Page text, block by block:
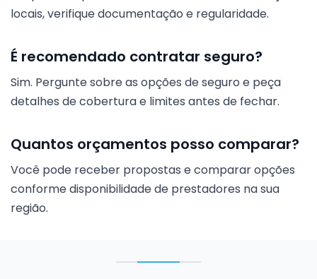
locais, verifique documentação e regularidade.
É recomendado contratar seguro?
Sim. Pergunte sobre as opções de seguro e peça
detalhes de cobertura e limites antes de fechar.
Quantos orçamentos posso comparar?
Você pode receber propostas e comparar opções
conforme disponibilidade de prestadores na sua
região.